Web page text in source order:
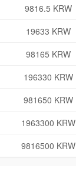
9816.5 KRW
19633 KRW
98165 KRW
196330 KRW
981650 KRW
1963300 KRW
9816500 KRW